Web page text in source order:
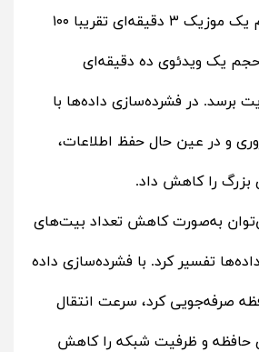
فشرده‌سازی داده، حجم یک موزیک ۳ دقیقه‌ای تقریبا ۱۰۰
یک ویدئوی ده دقیقه‌ای
برسد. در فشرده‌سازی داده‌ها با
و در عین حال حفظ اطلاعات،
را کاهش داد.
به‌صورت کاهش تعداد بیت‌های
تفسیر کرد. با فشرده‌سازی داده
صرفه‌جویی کرد، سرعت انتقال
حافظه و ظرفیت شبکه را کاهش